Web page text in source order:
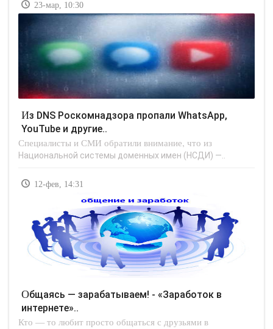
23-мар, 10:30
Из DNS Роскомнадзора пропали WhatsApp,
YouTube и другие..
Специалисты и СМИ обратили внимание, что из
Национальной системы доменных имен (НСДИ) —..
12-фев, 14:31
Общаясь — зарабатываем! - «Заработок в
интернете»..
Кто — то любит просто общаться с друзьями в